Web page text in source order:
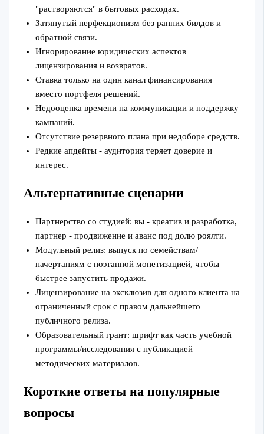
"растворяются" в бытовых расходах.
Затянутый перфекционизм без ранних билдов и
обратной связи.
Игнорирование юридических аспектов
лицензирования и возвратов.
Ставка только на один канал финансирования
вместо портфеля решений.
Недооценка времени на коммуникации и поддержку
кампаний.
Отсутствие резервного плана при недоборе средств.
Редкие апдейты - аудитория теряет доверие и
интерес.
Альтернативные сценарии
Партнерство со студией: вы - креатив и разработка,
партнер - продвижение и аванс под долю роялти.
Модульный релиз: выпуск по семействам/
начертаниям с поэтапной монетизацией, чтобы
быстрее запустить продажи.
Лицензирование на эксклюзив для одного клиента на
ограниченный срок с правом дальнейшего
публичного релиза.
Образовательный грант: шрифт как часть учебной
программы/исследования с публикацией
методических материалов.
Короткие ответы на популярные
вопросы